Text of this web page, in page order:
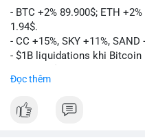
- BTC +2% 89.900$; ETH
1.94$.
- CC +15%, SKY +11%,
- $1B liquidations khi Bitcoin
- Vitalik đề xuất DVT staking
- Senate Ag Committee tiến
Đọc thêm